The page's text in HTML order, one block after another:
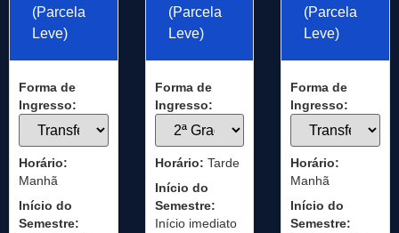
(Parcela
Leve)
Forma de
Ingresso:
Horário:
Manhã
Início do
Semestre:
(Parcela
Leve)
Forma de
Ingresso:
Horário: Tarde
Início do
Semestre:
Início imediato
(Parcela
Leve)
Forma de
Ingresso:
Horário:
Manhã
Início do
Semestre: